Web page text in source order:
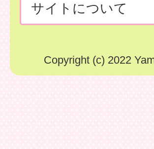
サイトについて
Copyright (c) 2022